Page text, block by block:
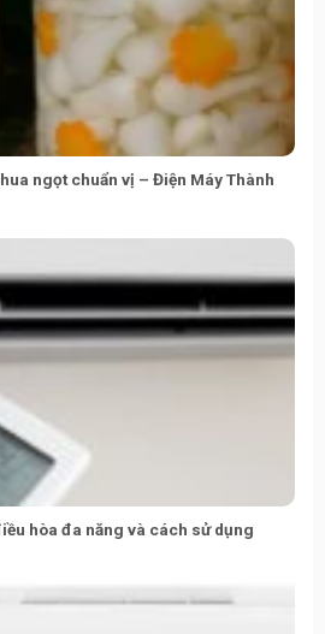
ngọt chuẩn vị – Điện Máy Thành
hòa đa năng và cách sử dụng